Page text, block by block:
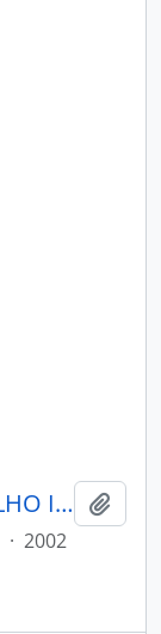
MENSAGEIRO - BELÉM CONSELHO INDIGENISTA MISSIONÁRIO - 2002 - Nº136
· 2002